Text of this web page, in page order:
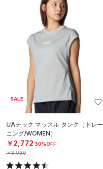
SALE
UAテック マッスル タンク（トレー
ニング/WOMEN）
￥2,772 30%OFF
￥3,960